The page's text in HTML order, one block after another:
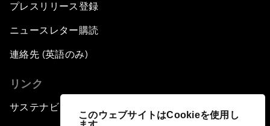
このウェブサイトはCookieを使用し
プレスリリース登録
ニュースレター購読
連絡先 (英語のみ)
リンク
サステナビリティへの取り組み